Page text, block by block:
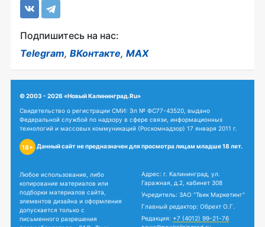
Подпишитесь на нас:
Telegram, ВКонтакте, MAX
© 2003 - 2026 «Новый Калининград.Ru»
Свидетельство о регистрации СМИ: Эл № ФС77-43520, выдано
Федеральной службой по надзору в сфере связи, информационных
технологий и массовых коммуникаций (Роскомнадзор) 17 января 2011 г.
18+ Данный сайт не предназначен для просмотра лицам младше 18 лет.
Любое использование, либо
копирование материалов или
подборки материалов сайта,
элементов дизайна и оформления
допускается только с
письменного разрешения
Адрес: г. Калининград, ул.
Гаражная, д.2, кабинет 308
Учредитель: ЗАО "Твик Маркетинг"
Главный редактор: Обрехт О.Г.
Редакция: +7 (4012) 99-21-76